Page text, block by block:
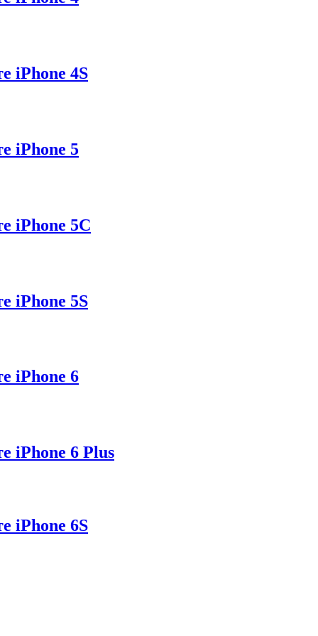
iPhone 4S
iPhone 5
iPhone 5C
iPhone 5S
iPhone 6
iPhone 6 Plus
iPhone 6S